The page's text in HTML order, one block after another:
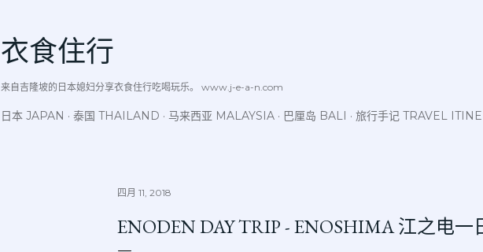
衣食住行
来自吉隆坡的日本媳妇分享衣食住行吃喝玩乐。 www.j-e-a-n.com
日本 JAPAN 泰国 THAILAND 马来西亚 MALAYSIA 巴厘岛 BALI 旅行手记 TRAVEL
四月 11, 2018
ENODEN DAY TRIP - ENOSHIMA 江之电